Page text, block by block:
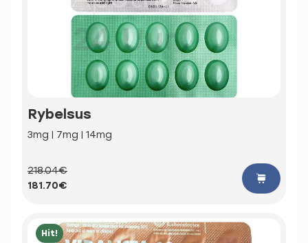
Rybelsus
3mg | 7mg | 14mg
218.04€
181.70€
Hit!